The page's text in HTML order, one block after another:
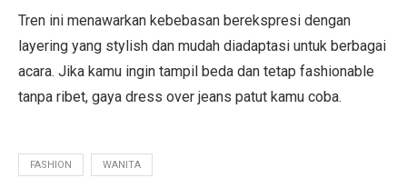
Tren ini menawarkan kebebasan berekspresi dengan
layering yang stylish dan mudah diadaptasi untuk berbagai
acara. Jika kamu ingin tampil beda dan tetap fashionable
tanpa ribet, gaya dress over jeans patut kamu coba.
FASHION WANITA